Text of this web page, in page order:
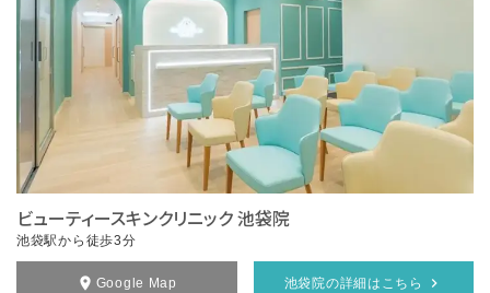
ビューティースキンクリニック 池袋院
池袋駅から徒歩3分
Google Map 池袋院の詳細はこちら